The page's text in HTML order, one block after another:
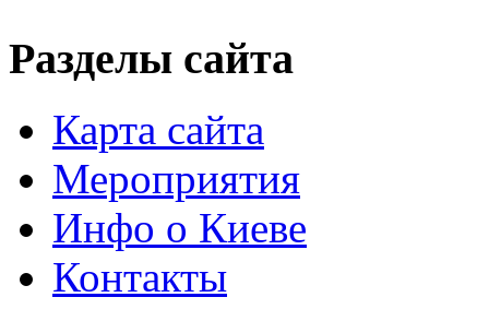
Разделы сайта
Карта сайта
Мероприятия
Инфо о Киеве
Контакты